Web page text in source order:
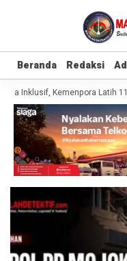
Beranda Redaksi
Beranda Redaksi
Inklusif, Kemenpora Latih